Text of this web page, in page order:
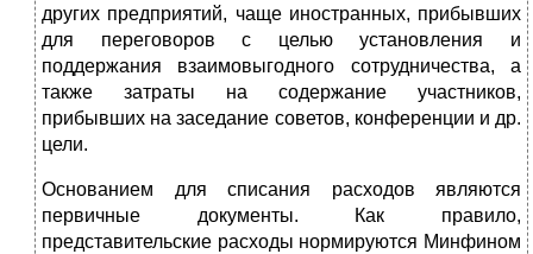
других предприятий, чаще иностранных, прибывших
для переговоров с целью установления и
поддержания взаимовыгодного сотрудничества, а
также затраты на содержание участников,
прибывших на заседание советов, конференции и др.
цели.
Основанием для списания расходов являются
первичные документы. Как правило,
представительские расходы нормируются Минфином